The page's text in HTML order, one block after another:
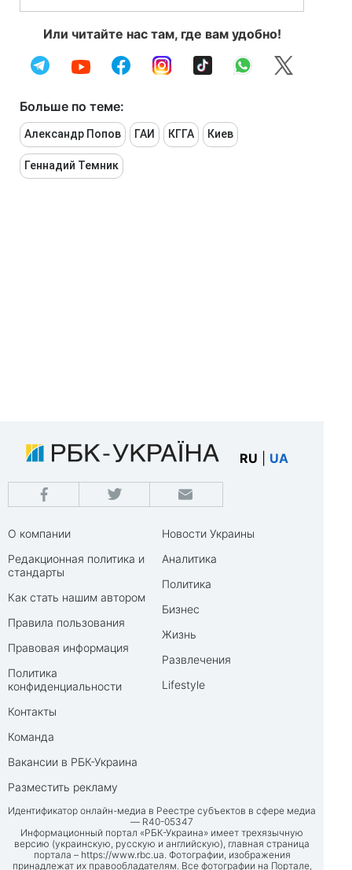
Или читайте нас там, где вам удобно!
Больше по теме:
Александр Попов ГАИ КГГА Киев
Геннадий Темник
RU UA
О компании
Редакционная политика и
стандарты
Как стать нашим автором
Правила пользования
Правовая информация
Политика
конфиденциальности
Контакты
Команда
Вакансии в РБК-Украина
Разместить рекламу
Новости Украины
Аналитика
Политика
Бизнес
Жизнь
Развлечения
Lifestyle
Идентификатор онлайн-медиа в Реестре субъектов в сфере медиа
— R40-05347
Информационный портал «РБК-Украина» имеет трехязычную
версию (украинскую, русскую и английскую), главная страница
портала – https://www.rbc.ua. Фотографии, изображения
принадлежат их правообладателям. Все фотографии на Портале,